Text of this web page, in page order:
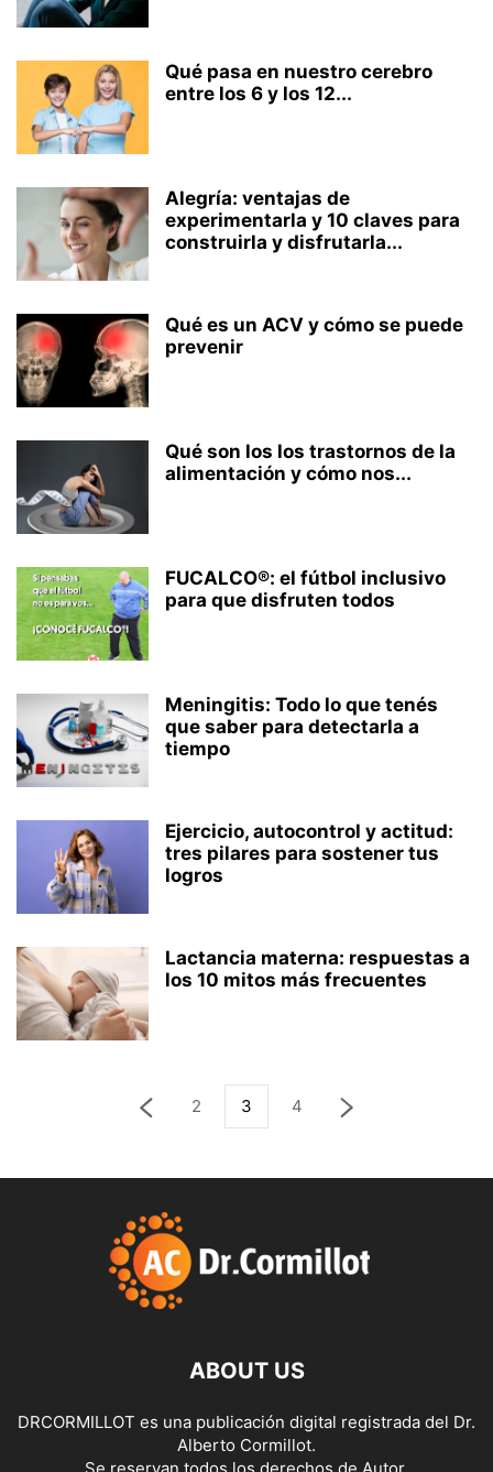
Qué pasa en nuestro cerebro
entre los 6 y los 12...
Alegría: ventajas de
experimentarla y 10 claves para
construirla y disfrutarla...
Qué es un ACV y cómo se puede
prevenir
Qué son los los trastornos de la
alimentación y cómo nos...
FUCALCO®: el fútbol inclusivo
para que disfruten todos
Meningitis: Todo lo que tenés
que saber para detectarla a
tiempo
Ejercicio, autocontrol y actitud:
tres pilares para sostener tus
logros
Lactancia materna: respuestas a
los 10 mitos más frecuentes
2 3 4
ABOUT US
DRCORMILLOT es una publicación digital registrada del Dr.
Alberto Cormillot.